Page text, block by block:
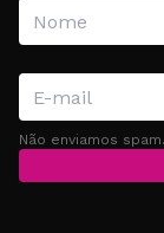
Não enviamos spam.